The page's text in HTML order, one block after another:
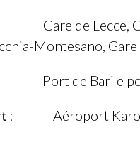
de Lecce, Gare
Montesano,
de Bari e port
: Aéroport Karol